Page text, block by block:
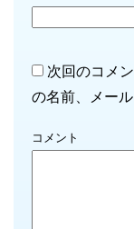
次回のコメ
の名前、メー
コメント